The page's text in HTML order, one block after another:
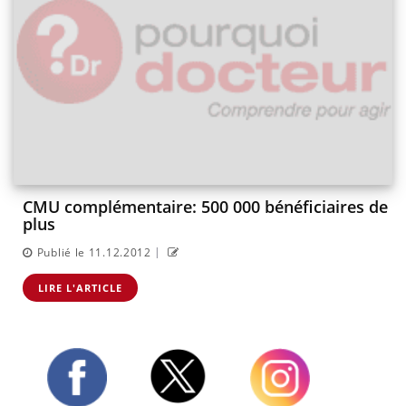
CMU complémentaire: 500 000 bénéficiaires de
plus
Publié le 11.12.2012 |
LIRE L'ARTICLE